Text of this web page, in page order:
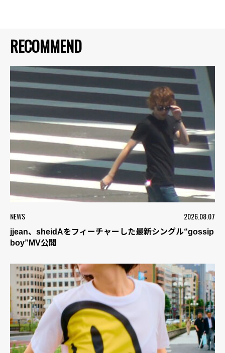
RECOMMEND
NEWS 2026.08.07
jjean、sheidAをフィーチャーした最新シングル“gossip
boy”MV公開